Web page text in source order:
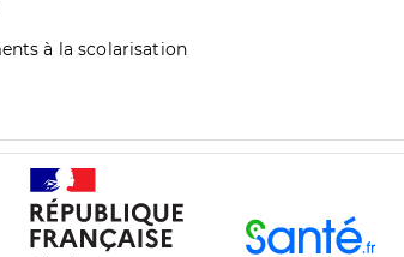
à la scolarisation